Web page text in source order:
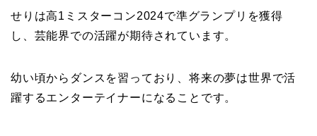
せりは高1ミスターコン2024で準グランプリを獲得
し、芸能界での活躍が期待されています。
幼い頃からダンスを習っており、将来の夢は世界で活
躍するエンターテイナーになることです。